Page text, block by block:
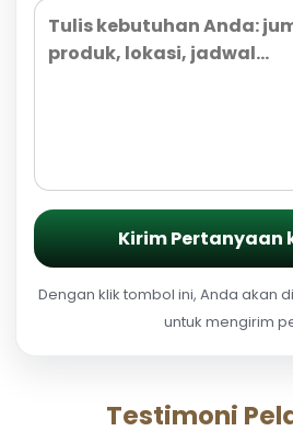
Kirim Pertanyaan
Dengan klik tombol ini, Anda akan
untuk mengirim
Testimoni